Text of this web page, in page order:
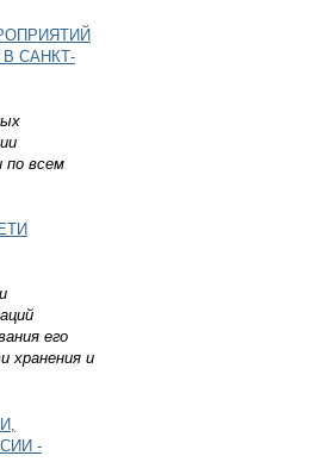
САНКТ-
по всем
его
хранения и
-